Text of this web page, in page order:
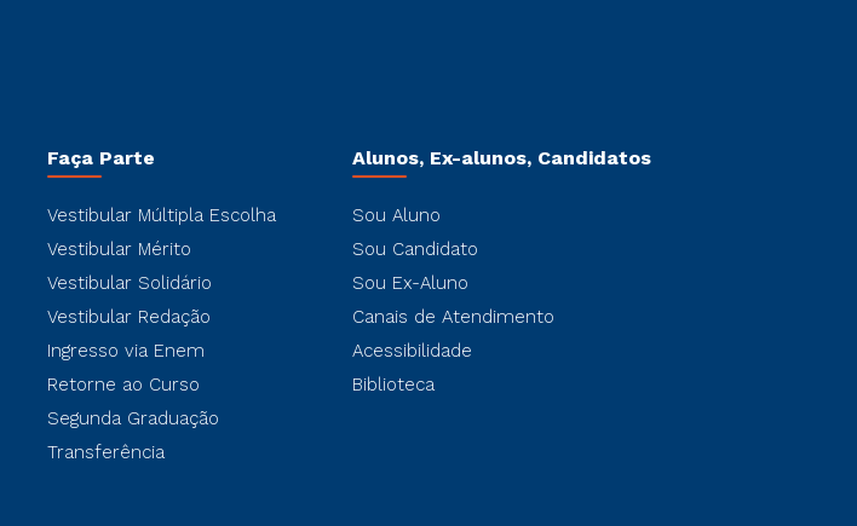
Faça Parte
Vestibular Múltipla Escolha
Vestibular Mérito
Vestibular Solidário
Vestibular Redação
Ingresso via Enem
Retorne ao Curso
Segunda Graduação
Transferência
Alunos, Ex-alunos, Candidatos
Sou Aluno
Sou Candidato
Sou Ex-Aluno
Canais de Atendimento
Acessibilidade
Biblioteca